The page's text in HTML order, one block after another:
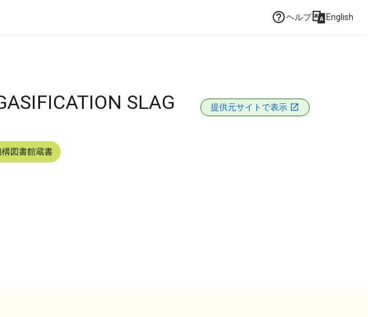
ヘルプ English
SLAG 提供元サイトで表示
図書館蔵書